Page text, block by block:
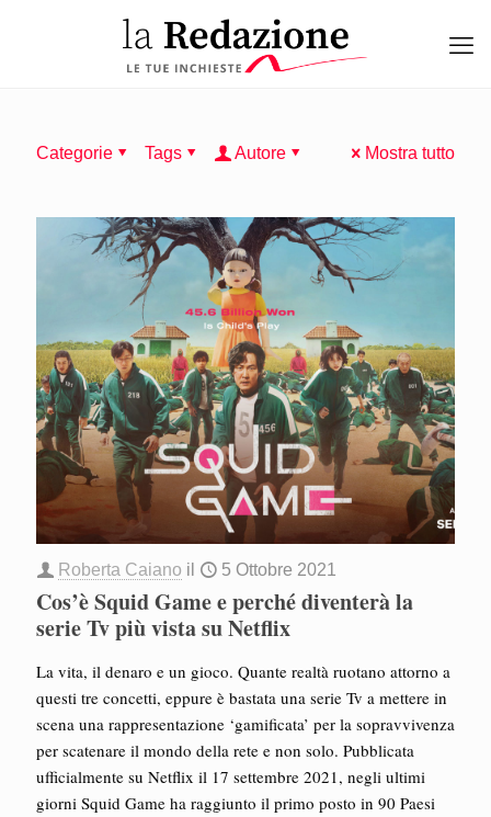
Categorie Tags Autore Mostra tutto
Roberta Caiano il 5 Ottobre 2021
Cos’è Squid Game e perché diventerà la
serie Tv più vista su Netflix
La vita, il denaro e un gioco. Quante realtà ruotano attorno a
questi tre concetti, eppure è bastata una serie Tv a mettere in
scena una rappresentazione ‘gamificata’ per la sopravvivenza
per scatenare il mondo della rete e non solo. Pubblicata
ufficialmente su Netflix il 17 settembre 2021, negli ultimi
giorni Squid Game ha raggiunto il primo posto in 90 Paesi